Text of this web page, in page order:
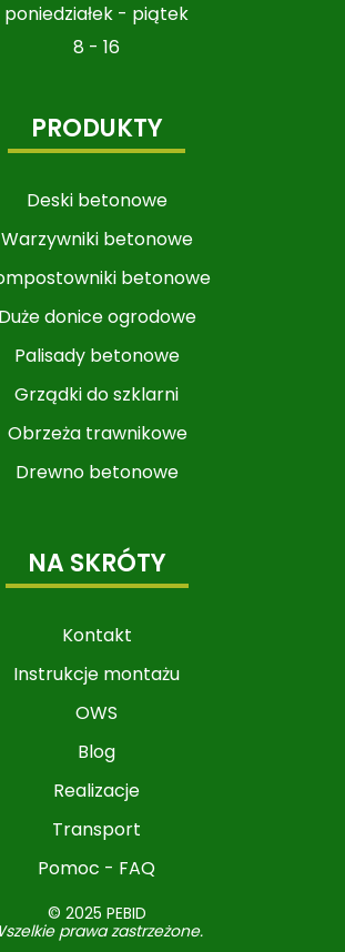
poniedziałek - piątek
8 - 16
PRODUKTY
Deski betonowe
Warzywniki betonowe​​​​​​
betonowe
Duże donice ogrodowe
Palisady betonowe
Grządki do szklarni
Obrzeża trawnikowe
Drewno betonowe
NA SKRÓTY
Kontakt
Instrukcje montażu
OWS
Blog
Realizacje
Transport
Pomoc - FAQ
© 2025 PEBID
prawa zastrzeżone.